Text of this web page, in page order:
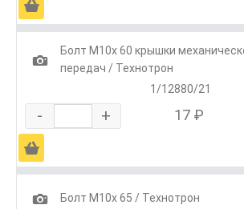
Ä
1
Болт М10х 60 крышки
передач / Технотрон
1/12880/21
- + 17 ₽
Ä
1
Болт М10х 65 / Технотрон